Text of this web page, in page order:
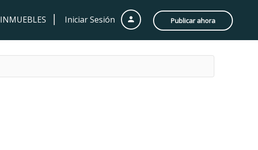
Iniciar Sesión Publicar ahora
INMUEBLES